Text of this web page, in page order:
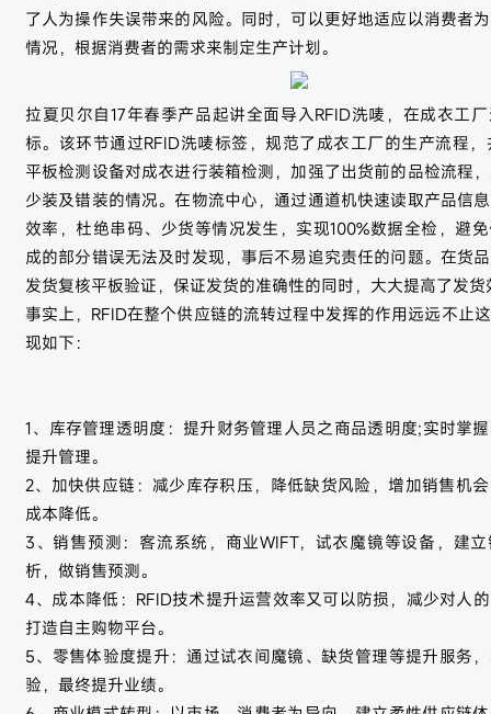
了人为操作失误带来的风险。同时，可以更好地适应以消费者
情况，根据消费者的需求来制定生产计划。
拉夏贝尔自17年春季产品起讲全面导入RFID洗唛，在成衣工
标。该环节通过RFID洗唛标签，规范了成衣工厂的生产流程，
平板检测设备对成衣进行装箱检测，加强了出货前的品检流程
少装及错装的情况。在物流中心，通过通道机快速读取产品信
效率，杜绝串码、少货等情况发生，实现100%数据全检，避
成的部分错误无法及时发现，事后不易追究责任的问题。在货
发货复核平板验证，保证发货的准确性的同时，大大提高了发货
事实上，RFID在整个供应链的流转过程中发挥的作用远远不止
现如下：
1、库存管理透明度：提升财务管理人员之商品透明度;实时掌
提升管理。
2、加快供应链：减少库存积压，降低缺货风险，增加销售机
成本降低。
3、销售预测：客流系统，商业WIFT，试衣魔镜等设备，建
析，做销售预测。
4、成本降低：RFID技术提升运营效率又可以防损，减少对人
打造自主购物平台。
5、零售体验度提升：通过试衣间魔镜、缺货管理等提升服务
验，最终提升业绩。